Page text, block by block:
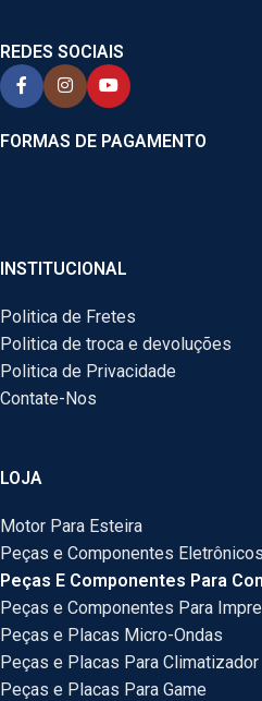
REDES SOCIAIS
FORMAS DE PAGAMENTO
INSTITUCIONAL
Politica de Fretes
Politica de troca e devoluções
Politica de Privacidade
Contate-Nos
LOJA
Motor Para Esteira
Peças e Componentes Eletrônicos
Peças E Componentes Para
Peças e Componentes Para
Peças e Placas Micro-Ondas
Peças e Placas Para Climatizador
Peças e Placas Para Game